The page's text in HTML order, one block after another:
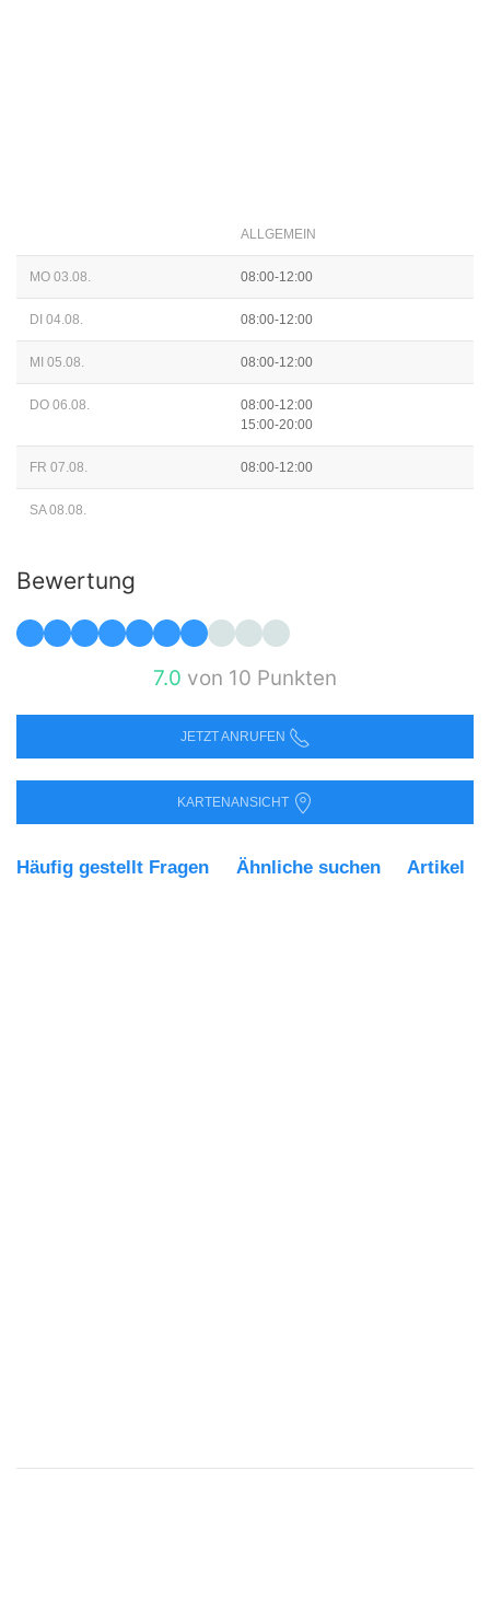
ALLGEMEIN
MO 03.08. 08:00-12:00
DI 04.08. 08:00-12:00
MI 05.08. 08:00-12:00
DO 06.08.
08:00-12:00
15:00-20:00
FR 07.08. 08:00-12:00
SA 08.08.
Bewertung
7.0 von 10 Punkten
JETZT ANRUFEN
KARTENANSICHT
Häufig gestellt Fragen Ähnliche suchen Artikel